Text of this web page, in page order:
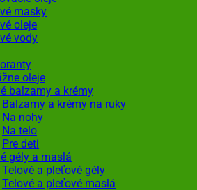
masky
oleje
vody
oleje
balzamy a krémy
Balzamy a krémy na ruky
Na nohy
Na telo
Pre deti
gély a maslá
Telové a pleťové gély
Telové a pleťové maslá